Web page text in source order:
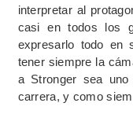
interpretar al
casi en todos los
expresarlo todo en
tener siempre la
a Stronger sea
carrera, y como